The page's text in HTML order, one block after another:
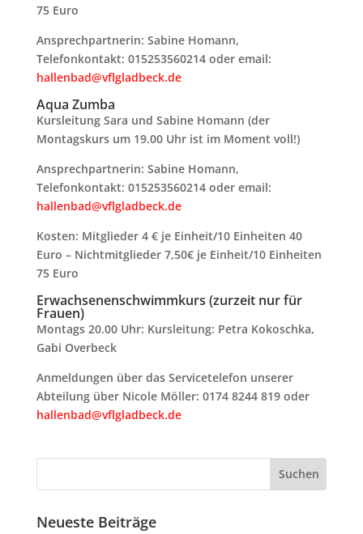
75 Euro
Ansprechpartnerin: Sabine Homann,
Telefonkontakt: 015253560214 oder email:
hallenbad@vflgladbeck.de
Aqua Zumba
Kursleitung Sara und Sabine Homann (der
Montagskurs um 19.00 Uhr ist im Moment voll!)
Ansprechpartnerin: Sabine Homann,
Telefonkontakt: 015253560214 oder email:
hallenbad@vflgladbeck.de
Kosten: Mitglieder 4 € je Einheit/10 Einheiten 40
Euro – Nichtmitglieder 7,50€ je Einheit/10 Einheiten
75 Euro
Erwachsenenschwimmkurs (zurzeit nur für
Frauen)
Montags 20.00 Uhr: Kursleitung: Petra Kokoschka,
Gabi Overbeck
Anmeldungen über das Servicetelefon unserer
Abteilung über Nicole Möller: 0174 8244 819 oder
hallenbad@vflgladbeck.de
Neueste Beiträge